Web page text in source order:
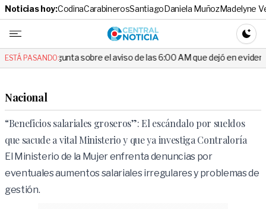
Noticias hoy:CodinaCarabinerosSantiagoDaniela MuñozMadelyne
Central
ESTÁ PASANDO:
sobre el aviso de las 6:00 AM que dejó en evidencia al Delegado
Nacional
“Beneficios salariales groseros”: El escándalo por sueldos
que sacude a vital Ministerio y que ya investiga Contraloría
El Ministerio de la Mujer enfrenta denuncias por
eventuales aumentos salariales irregulares y problemas de
gestión.